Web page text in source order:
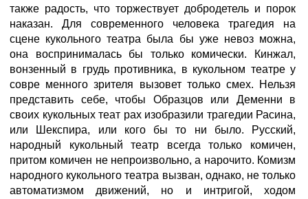
также радость, что торжествует добродетель и порок
наказан. Для современного человека трагедия на
сцене кукольного театра была бы уже невоз можна,
она воспринималась бы только комически. Кинжал,
вонзенный в грудь противника, в кукольном театре у
совре менного зрителя вызовет только смех. Нельзя
представить себе, чтобы Образцов или Деменни в
своих кукольных теат рах изобразили трагедии Расина,
или Шекспира, или кого бы то ни было. Русский,
народный кукольный театр всегда только комичен,
притом комичен не непроизвольно, а нарочито. Комизм
народного кукольного театра вызван, однако, не только
автоматизмом движений, но и интригой, ходом